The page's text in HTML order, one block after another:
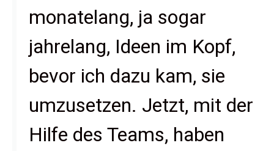
monatelang, ja sogar
jahrelang, Ideen im Kopf,
bevor ich dazu kam, sie
umzusetzen. Jetzt, mit der
Hilfe des Teams, haben